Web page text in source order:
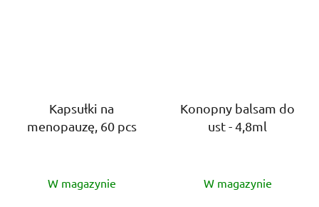
Kapsułki na
menopauzę, 60 pcs
ocena
W magazynie
Konopny balsam do
ust - 4,8ml
ocena
W magazynie